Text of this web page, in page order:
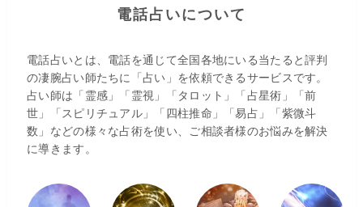
電話占いについて
電話占いとは、電話を通じて全国各地にいる当たると評判
の凄腕占い師たちに「占い」を依頼できるサービスです。
占い師は「霊感」「霊視」「タロット」「占星術」「前
世」「スピリチュアル」「四柱推命」「易占」「紫微斗
数」などの様々な占術を使い、ご相談者様のお悩みを解決
に導きます。